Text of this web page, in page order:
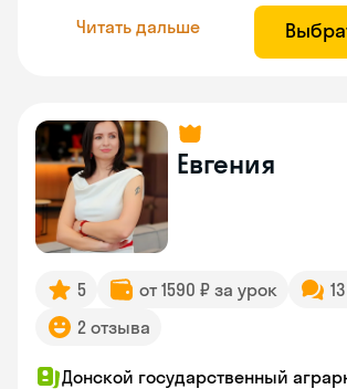
Читать дальше
Евгения
5 от 1590 ₽ за урок
2 отзыва
Донской государственный